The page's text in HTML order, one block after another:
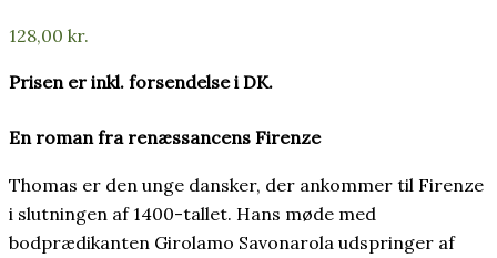
128,00 kr.
Prisen er inkl. forsendelse i DK.
En roman fra renæssancens Firenze
Thomas er den unge dansker, der ankommer til Firenze
i slutningen af 1400-tallet. Hans møde med
bodprædikanten Girolamo Savonarola udspringer af